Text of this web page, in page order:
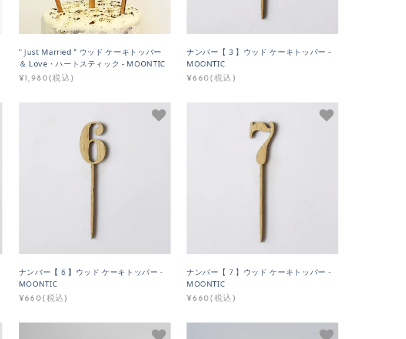
" Just Married " ウッド ケーキトッパー
＆ Love・ハートスティック - MOONTIC
¥1,980(税込)
ナンバー【 3 】ウッド ケーキトッパー -
MOONTIC
¥660(税込)
ナンバー【 6 】ウッド ケーキトッパー -
MOONTIC
¥660(税込)
ナンバー【 7 】ウッド ケーキトッパー -
MOONTIC
¥660(税込)